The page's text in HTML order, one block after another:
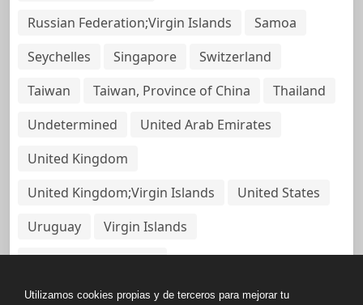
Russian Federation;Virgin Islands
Samoa
Seychelles
Singapore
Switzerland
Taiwan
Taiwan, Province of China
Thailand
Undetermined
United Arab Emirates
United Kingdom
United Kingdom;Virgin Islands
United States
Uruguay
Virgin Islands
Virgin Islands, British
Utilizamos cookies propias y de terceros para mejorar tu